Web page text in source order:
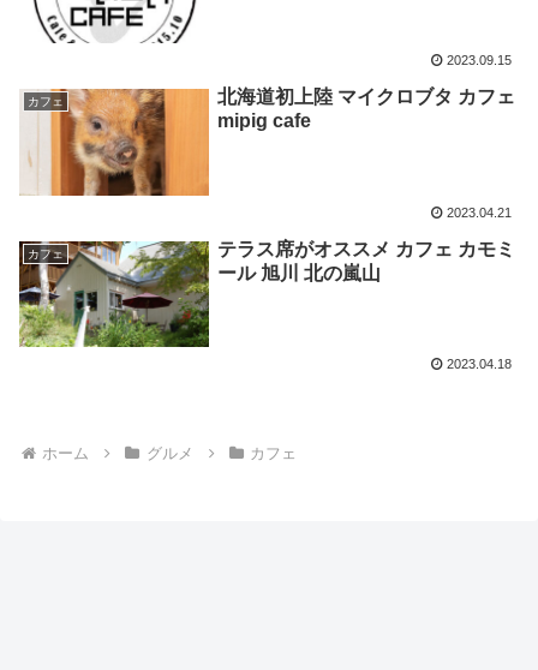
2023.09.15
カフェ
北海道初上陸 マイクロブタ カフェ
mipig cafe
2023.04.21
カフェ
テラス席がオススメ カフェ カモミ
ール 旭川 北の嵐山
2023.04.18
ホーム グルメ カフェ